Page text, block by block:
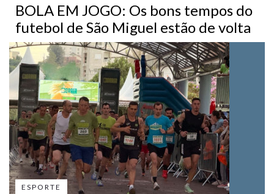
BOLA EM JOGO: Os bons tempos do
futebol de São Miguel estão de volta
ESPORTE